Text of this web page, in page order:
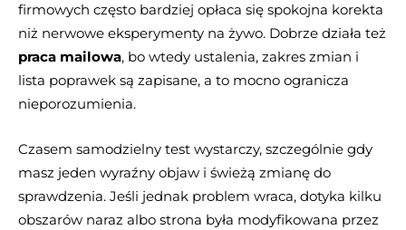
firmowych często bardziej opłaca się spokojna korekta
niż nerwowe eksperymenty na żywo. Dobrze działa też
praca mailowa, bo wtedy ustalenia, zakres zmian i
lista poprawek są zapisane, a to mocno ogranicza
nieporozumienia.
Czasem samodzielny test wystarczy, szczególnie gdy
masz jeden wyraźny objaw i świeżą zmianę do
sprawdzenia. Jeśli jednak problem wraca, dotyka kilku
obszarów naraz albo strona była modyfikowana przez